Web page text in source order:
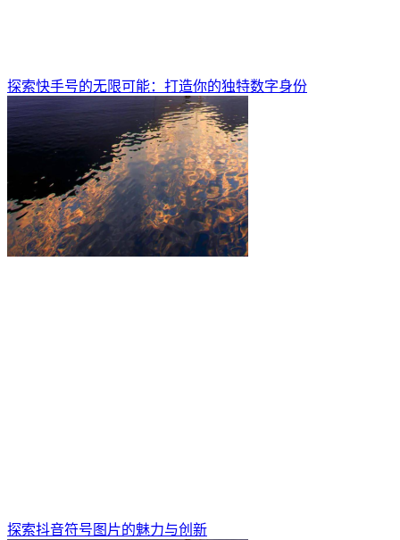
探索快手号的无限可能：打造你的独特数字身份
探索抖音符号图片的魅力与创新